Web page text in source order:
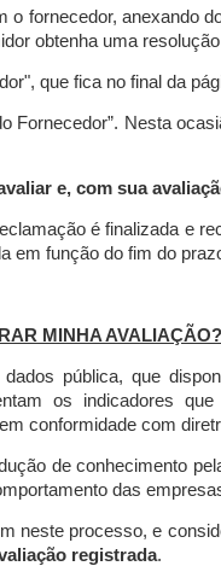
o fornecedor, anexando
obtenha uma
que fica no final da
Fornecedor”. Nesta
e, com sua
é finalizada e
em função do fim do
MINHA AVALIAÇÃO?
pública, que
os indicadores
conformidade com
de conhecimento
das
neste processo, e
registrada.